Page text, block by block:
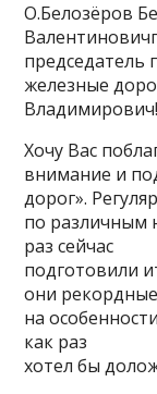
О.Белозёров
председатель
железные
Владимирович!
Хочу Вас
внимание и
дорог».
по различным
раз сейчас
подготовили
они
на
как раз
хотел бы